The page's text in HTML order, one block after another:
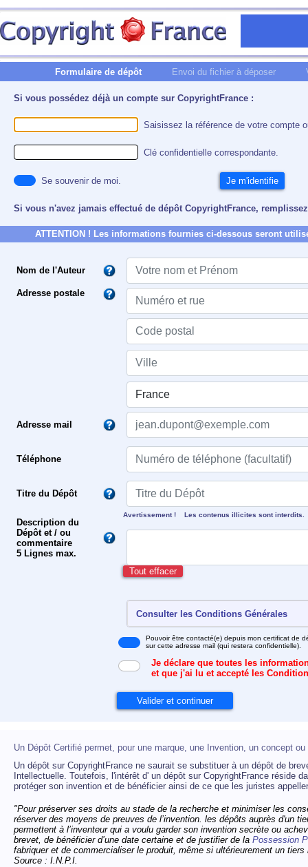
Formulaire de dépôt Envoi du fichier à déposer
Si vous possédez déjà un compte sur CopyrightFrance :
Saisissez la référence de votre compte
Clé confidentielle correspondante.
Se souvenir de moi.
Si vous n'avez jamais effectué de dépôt CopyrightFrance,
ATTENTION ! Les informations fournies ci-dessous seront
Nom de l'Auteur
Adresse postale
Adresse mail
Téléphone
Titre du Dépôt
Description du
Dépôt et / ou
commentaire
5 Lignes max.
Avertissement ! Les contenus illicites sont interdits.
Tout effacer
Consulter les Conditions Générales
Pouvoir être contacté(e) depuis mon certificat de
sur cette adresse mail (qui restera confidentielle).
Je déclare que toutes les
et que j'ai lu et accepté les
Un Dépôt Certifié permet, pour une marque, une Invention, un concept
Un dépôt sur CopyrightFrance ne saurait se substituer à un dépôt de
Intellectuelle. Toutefois, l'intérêt d' un dépôt sur CopyrightFrance réside
protéger son invention et de bénéficier ainsi de ce que les juristes
"Pour préserver ses droits au stade de la recherche et minimiser les
réserver des moyens de preuves de l’invention. les dépôts auprès d'un
permettent à l’inventeur qui a voulu garder son invention secrète ou
brevet, de bénéficier d’une date certaine et de justifier de la Possession
fabriquer et de commercialiser le produit, même si ultérieurement un
Source : I.N.P.I.